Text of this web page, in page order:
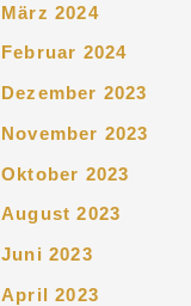
März 2024
Februar 2024
Dezember 2023
November 2023
Oktober 2023
August 2023
Juni 2023
April 2023